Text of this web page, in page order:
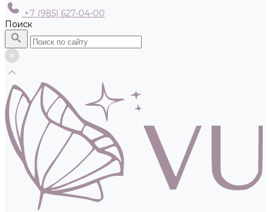
+7 (985) 627-04-00
Поиск